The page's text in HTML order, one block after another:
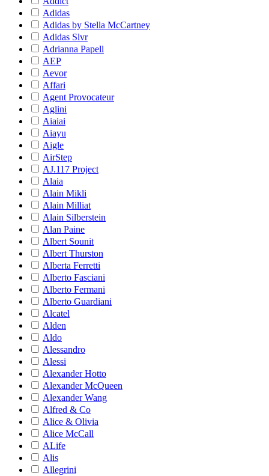
Adidas
Adidas by Stella McCartney
Adidas Slvr
Adrianna Papell
AEP
Aevor
Affari
Agent Provocateur
Aglini
Aiaiai
Aiayu
Aigle
AirStep
AJ.117 Project
Alaia
Alain Mikli
Alain Milliat
Alain Silberstein
Alan Paine
Albert Sounit
Albert Thurston
Alberta Ferretti
Alberto Fasciani
Alberto Fermani
Alberto Guardiani
Alcatel
Alden
Aldo
Alessandro
Alessi
Alexander Hotto
Alexander McQueen
Alexander Wang
Alfred & Co
Alice & Olivia
Alice McCall
ALife
Alis
Allegrini